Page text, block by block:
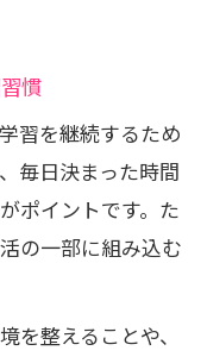
慣
習を継続するため
毎日決まった時間
ポイントです。た
の一部に組み込む
を整えることや、